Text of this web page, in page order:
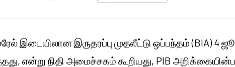
இடையிலான இருதரப்பு முதலீட்டு ஒப்பந்தம் (BIA) 4
என்று நிதி அமைச்சகம் கூறியது, PIB